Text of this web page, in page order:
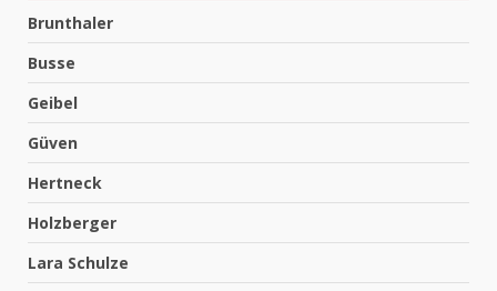
Brunthaler
Busse
Geibel
Güven
Hertneck
Holzberger
Lara Schulze